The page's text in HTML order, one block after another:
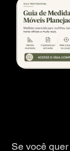
Se você quer